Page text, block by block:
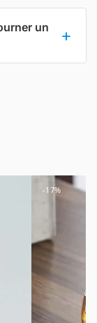
un
-17%